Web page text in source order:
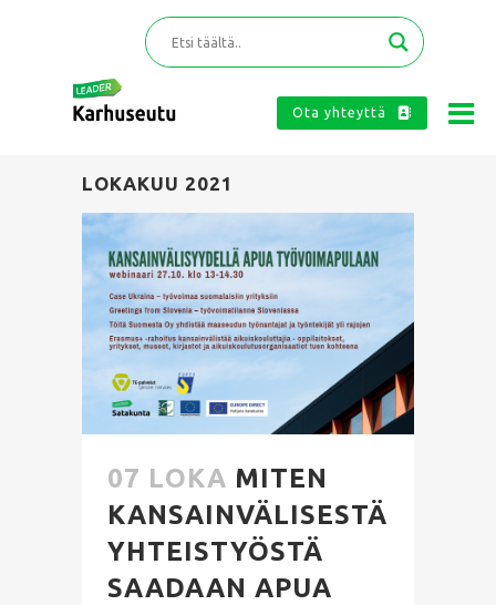
Ota yhteyttä
LOKAKUU 2021
07 LOKA MITEN
KANSAINVÄLISESTÄ
YHTEISTYÖSTÄ
SAADAAN APUA